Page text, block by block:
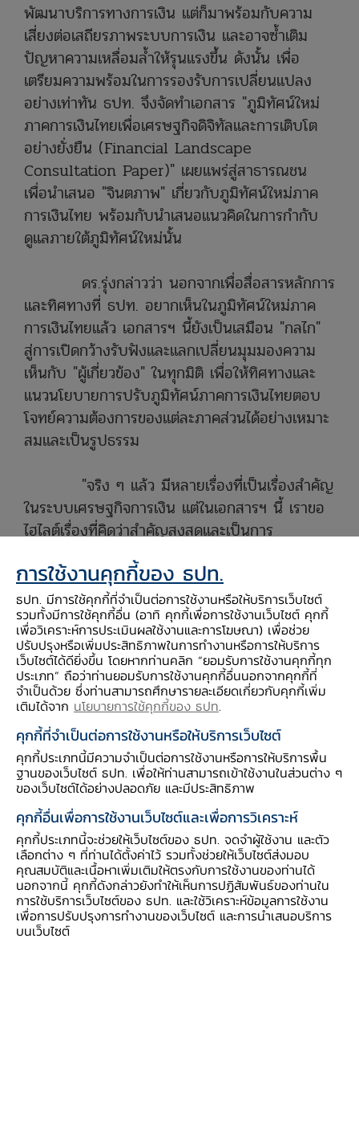
พัฒนาบริการทางการเงิน แต่ก็มาพร้อมกับความ
เสี่ยงต่อเสถียรภาพระบบการเงิน และอาจซ้ำเติม
ปัญหาความเหลื่อมล้ำให้รุนแรงขึ้น ดังนั้น เพื่อ
เตรียมความพร้อมในการรองรับการเปลี่ยนแปลง
อย่างเท่าทัน ธปท. จึงจัดทำเอกสาร "ภูมิทัศน์ใหม่
ภาคการเงินไทยเพื่อเศรษฐกิจดิจิทัลและการเติบโต
อย่างยั่งยืน (Financial Landscape
Consultation Paper)" เผยแพร่สู่สาธารณชน
เพื่อนำเสนอ "จินตภาพ" เกี่ยวกับภูมิทัศน์ใหม่ภาค
การเงินไทย พร้อมกับนำเสนอแนวคิดในการกำกับ
ดูแลภายใต้ภูมิทัศน์ใหม่นั้น
ดร.รุ่งกล่าวว่า นอกจากเพื่อสื่อสารหลักการ
และทิศทางที่ ธปท. อยากเห็นในภูมิทัศน์ใหม่ภาค
การเงินไทยแล้ว เอกสารฯ นี้ยังเป็นเสมือน "กลไก"
สู่การเปิดกว้างรับฟังและแลกเปลี่ยนมุมมองความ
เห็นกับ "ผู้เกี่ยวข้อง" ในทุกมิติ เพื่อให้ทิศทางและ
แนวนโยบายการปรับภูมิทัศน์ภาคการเงินไทยตอบ
โจทย์ความต้องการของแต่ละภาคส่วนได้อย่างเหมาะ
สมและเป็นรูปธรรม
"จริง ๆ แล้ว มีหลายเรื่องที่เป็นเรื่องสำคัญ
ในระบบเศรษฐกิจการเงิน แต่ในเอกสารฯ นี้ เราขอ
ไฮไลต์เรื่องที่คิดว่าสำคัญสูงสุดและเป็นการ
ความยั่งยืนความท้าทายทั้ง 2 ด้านผลักดันให้
ธปท. ต้องปรับตัวในแง่ของการกำกับดูแลให้มีความ
ยืดหยุ่น เท่าทันกับโอกาสและความเสี่ยงที่จะเกิดขึ้น
ทั้ง 3 เรื่องนี้จึงเป็นเรื่องหลักที่เราอยากหารือกับทุก
คนที่เกี่ยวข้องเพื่อนำไปสู่วิสัยทัศน์และแนวทางเดิน
ร่วมกัน" ดร.รุ่งกล่าว
การใช้งานคุกกี้ของ ธปท.
ธปท. มีการใช้คุกกี้ที่จำเป็นต่อการใช้งานหรือให้บริการเว็บไซต์
รวมทั้งมีการใช้คุกกี้อื่น (อาทิ คุกกี้เพื่อการใช้งานเว็บไซต์ คุกกี้
เพื่อวิเคราะห์การประเมินผลใช้งานและการโฆษณา) เพื่อช่วย
ปรับปรุงหรือเพิ่มประสิทธิภาพในการทำงานหรือการให้บริการ
เว็บไซต์ได้ดียิ่งขึ้น โดยหากท่านคลิก “ยอมรับการใช้งานคุกกี้ทุก
ประเภท” ถือว่าท่านยอมรับการใช้งานคุกกี้อื่นนอกจากคุกกี้ที่
จำเป็นด้วย ซึ่งท่านสามารถศึกษารายละเอียดเกี่ยวกับคุกกี้เพิ่ม
เติมได้จาก นโยบายการใช้คุกกี้ของ ธปท.
คุกกี้ที่จำเป็นต่อการใช้งานหรือให้บริการเว็บไซต์
คุกกี้ประเภทนี้มีความจำเป็นต่อการใช้งานหรือการให้บริการพื้น
ฐานของเว็บไซต์ ธปท. เพื่อให้ท่านสามารถเข้าใช้งานในส่วนต่าง ๆ
ของเว็บไซต์ได้อย่างปลอดภัย และมีประสิทธิภาพ
คุกกี้อื่นเพื่อการใช้งานเว็บไซต์และเพื่อการวิเคราะห์
คุกกี้ประเภทนี้จะช่วยให้เว็บไซต์ของ ธปท. จดจำผู้ใช้งาน และตัว
เลือกต่าง ๆ ที่ท่านได้ตั้งค่าไว้ รวมทั้งช่วยให้เว็บไซต์ส่งมอบ
คุณสมบัติและเนื้อหาเพิ่มเติมให้ตรงกับการใช้งานของท่านได้
นอกจากนี้ คุกกี้ดังกล่าวยังทำให้เห็นการปฏิสัมพันธ์ของท่านใน
การใช้บริการเว็บไซต์ของ ธปท. และใช้วิเคราะห์ข้อมูลการใช้งาน
เพื่อการปรับปรุงการทำงานของเว็บไซต์ และการนำเสนอบริการ
บนเว็บไซต์